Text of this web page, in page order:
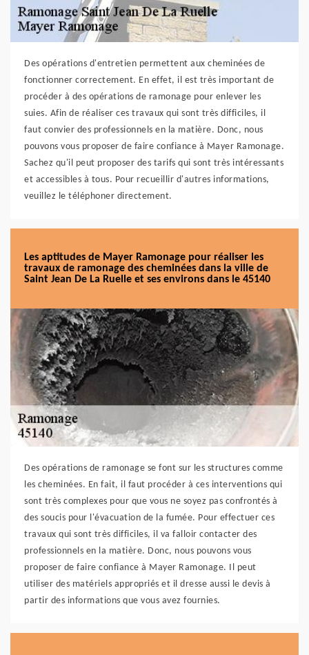
Des opérations d'entretien permettent aux cheminées de
fonctionner correctement. En effet, il est très important de
procéder à des opérations de ramonage pour enlever les
suies. Afin de réaliser ces travaux qui sont très difficiles, il
faut convier des professionnels en la matière. Donc, nous
pouvons vous proposer de faire confiance à Mayer Ramonage.
Sachez qu'il peut proposer des tarifs qui sont très intéressants
et accessibles à tous. Pour recueillir d'autres informations,
veuillez le téléphoner directement.
Les aptitudes de Mayer Ramonage pour réaliser les
travaux de ramonage des cheminées dans la ville de
Saint Jean De La Ruelle et ses environs dans le 45140
Des opérations de ramonage se font sur les structures comme
les cheminées. En fait, il faut procéder à ces interventions qui
sont très complexes pour que vous ne soyez pas confrontés à
des soucis pour l'évacuation de la fumée. Pour effectuer ces
travaux qui sont très difficiles, il va falloir contacter des
professionnels en la matière. Donc, nous pouvons vous
proposer de faire confiance à Mayer Ramonage. Il peut
utiliser des matériels appropriés et il dresse aussi le devis à
partir des informations que vous avez fournies.